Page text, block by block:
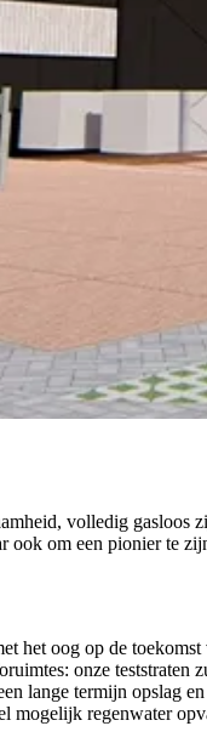
volledig gasloos
ook om een pionier te
het oog op de
onze
lange termijn opslag
regenwater